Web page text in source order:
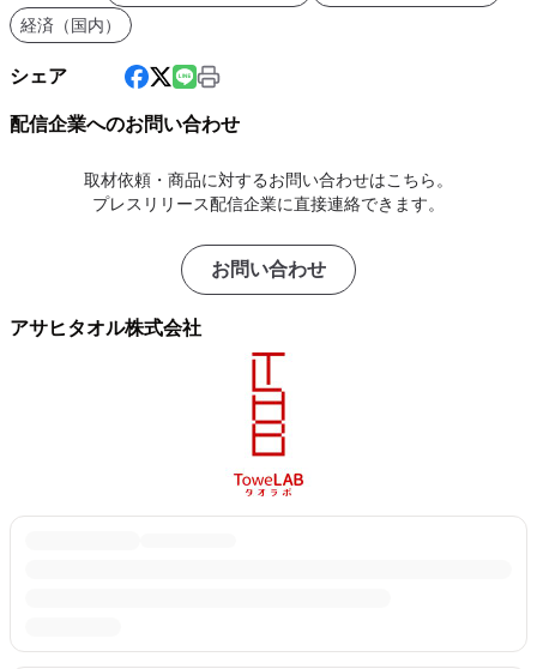
経済（国内）
シェア
配信企業へのお問い合わせ
取材依頼・商品に対するお問い合わせはこちら。
プレスリリース配信企業に直接連絡できます。
お問い合わせ
アサヒタオル株式会社